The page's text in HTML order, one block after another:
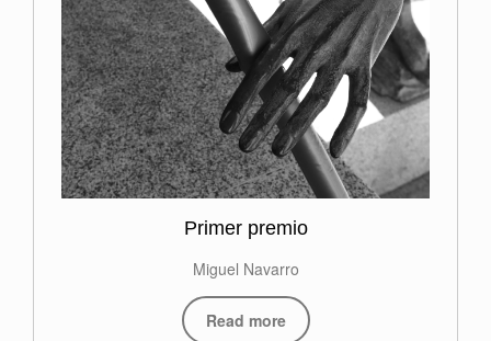
Primer premio
Miguel Navarro
Read more